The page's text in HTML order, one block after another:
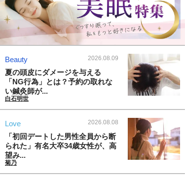
Beauty 2026.08.09
夏の頭皮にダメージを与える
「NG行為」とは？予約の取れな
い鍼灸師が...
白石明世
Love 2026.08.08
「初回デートした男性全員から断
られた」有名大卒34歳女性が、高
望み...
菊乃